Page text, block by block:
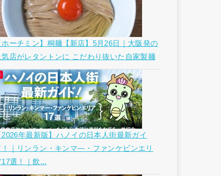
ホーチミン】桐麺【新店】5月26日｜大阪発の
気店がレタントンに こだわり抜いた自家製麺
2026年最新版】ハノイの日本人街最新ガイ
！｜リンラン・キンマ―・ファンケビンエリ
17選！｜飲...